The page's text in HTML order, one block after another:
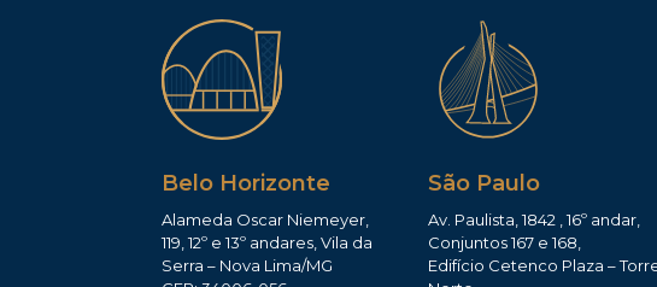
Belo Horizonte
Alameda Oscar Niemeyer,
119, 12º e 13º andares, Vila da
Serra – Nova Lima/MG
São Paulo
Av. Paulista, 1842 , 16º andar,
Conjuntos 167 e 168,
Edifício Cetenco Plaza –